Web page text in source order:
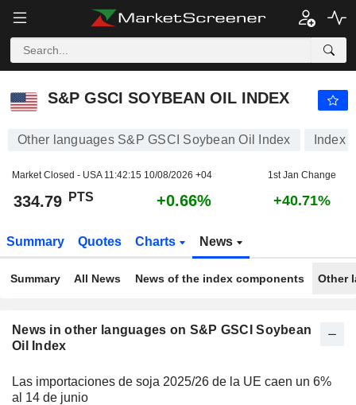
S&P GSCI SOYBEAN OIL INDEX
Other languages S&P GSCI Soybean Oil Index Index
Market Closed - USA 11:42:15 10/08/2026 +04 1st Jan Change
334.79 PTS +0.66% +40.71%
Summary Quotes Charts News
Summary All News News of the index components Other
News in other languages on S&P GSCI Soybean
Oil Index
Las importaciones de soja 2025/26 de la UE caen un 6%
al 14 de junio